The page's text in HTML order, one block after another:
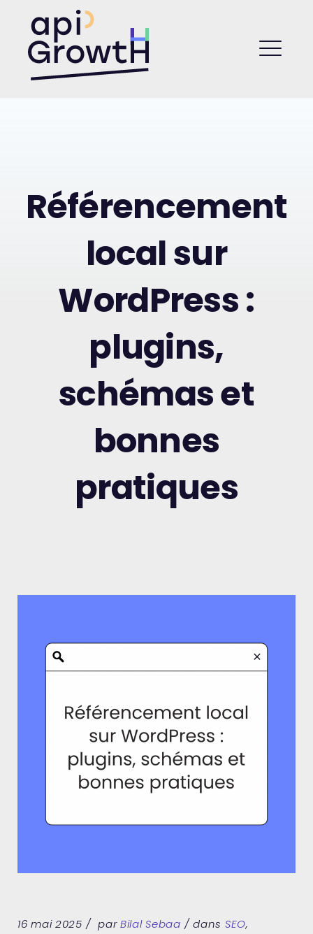
contentAPI Growth
Référencement
local sur
WordPress :
plugins,
schémas et
bonnes
pratiques
16 mai 2025 parBilal Sebaa dans SEO,